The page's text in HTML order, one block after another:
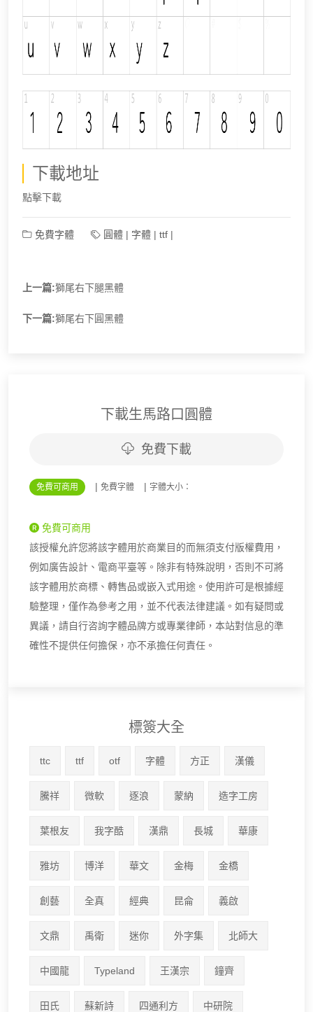
下載地址
點擊下載
免費字體 圓體 | 字體 | ttf |
上一篇:獅尾右下腿黑體
下一篇:獅尾右下圓黑體
下載生馬路口圓體
免費下載
免費可商用 | 免費字體 | 字體大小：
免費可商用
該授權允許您將該字體用於商業目的而無須支付版權費用，
例如廣告設計、電商平臺等。除非有特殊說明，否則不可將
該字體用於商標、轉售品或嵌入式用途。使用許可是根據經
驗整理，僅作為參考之用，並不代表法律建議。如有疑問或
異議，請自行咨詢字體品牌方或專業律師，本站對信息的準
確性不提供任何擔保，亦不承擔任何責任。
標簽大全
ttc ttf otf 字體 方正 漢儀
騰祥 微軟 逐浪 蒙納 造字工房
葉根友 我字酷 漢鼎 長城 華康
雅坊 博洋 華文 金梅 金橋
創藝 全真 經典 昆侖 義啟
文鼎 禹衛 迷你 外字集 北師大
中國龍 Typeland 王漢宗 鐘齊
田氏 蘇新詩 四通利方 中研院